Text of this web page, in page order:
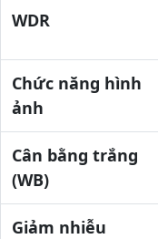
WDR
Chức năng hình
ảnh
Cân bằng trắng
(WB)
Giảm nhiễu